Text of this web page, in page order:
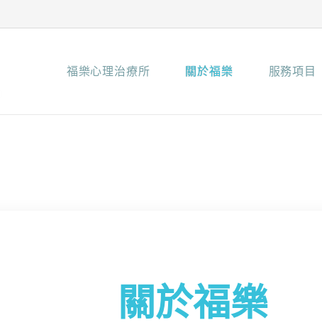
福樂心理治療所 關於福樂 服務項目
關於福樂